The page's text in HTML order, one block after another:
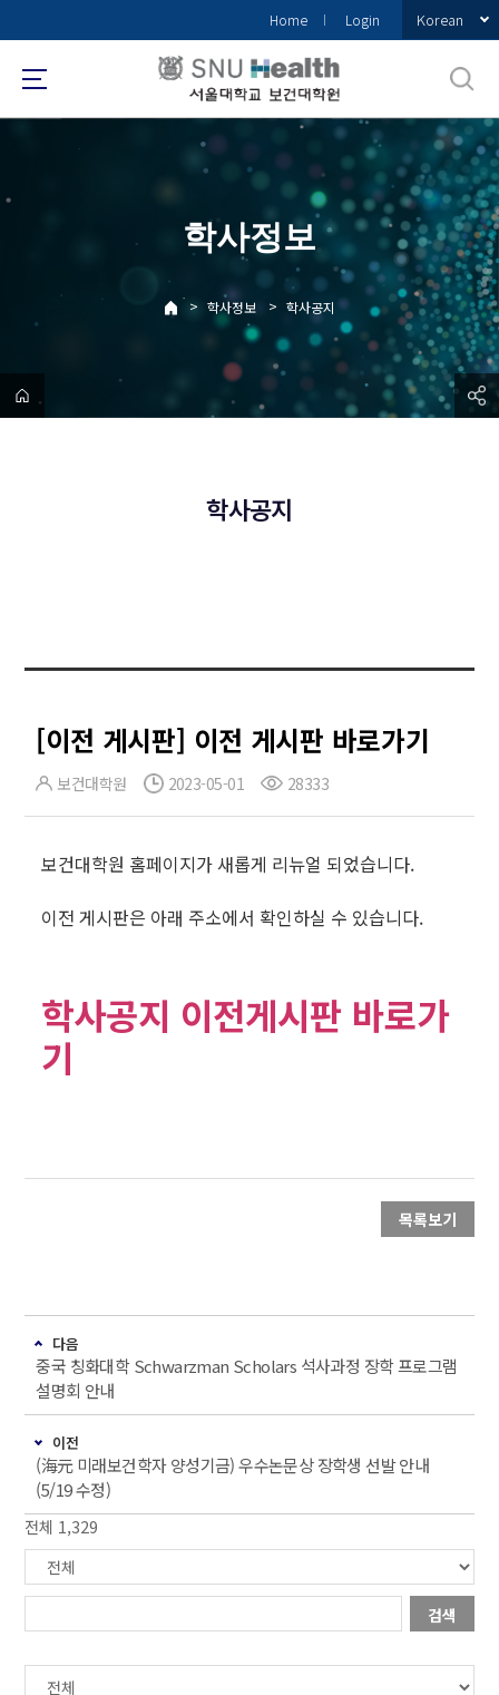
로
메
Home Login Korean
학사정보
> 학사정보 > 학사공지
학사공지
[이전 게시판] 이전 게시판 바로가기
보건대학원 2023-05-01 28333
보건대학원 홈페이지가 새롭게 리뉴얼 되었습니다.
이전 게시판은 아래 주소에서 확인하실 수 있습니다.
학사공지 이전게시판 바로가
기
목록보기
다음
중국 칭화대학 Schwarzman Scholars 석사과정 장학 프로그램
설명회 안내
이전
(海元 미래보건학자 양성기금) 우수논문상 장학생 선발 안내
(5/19 수정)
전체 1,329
검색